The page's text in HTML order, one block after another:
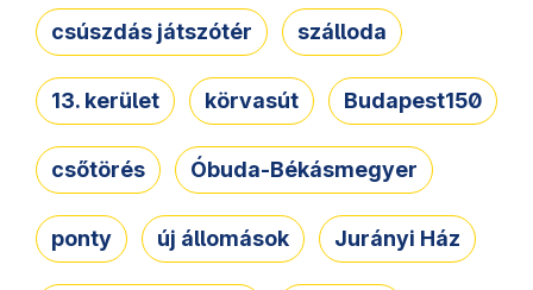
csúszdás játszótér szálloda
13. kerület körvasút Budapest150
csőtörés Óbuda-Békásmegyer
ponty új állomások Jurányi Ház